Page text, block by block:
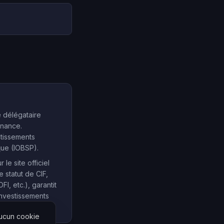
délégataire
(IOBSP).
le site officiel
de CIF,
etc.), garantit
cookie